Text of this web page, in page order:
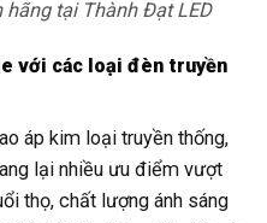
hãng tại Thành Đạt LED
với các loại đèn truyền
áp kim loại truyền thống,
lại nhiều ưu điểm vượt
thọ, chất lượng ánh sáng